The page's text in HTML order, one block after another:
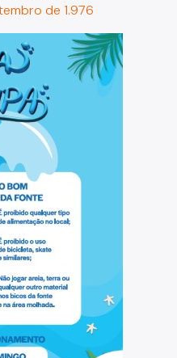
Industrial
Ambiental
de 1.976